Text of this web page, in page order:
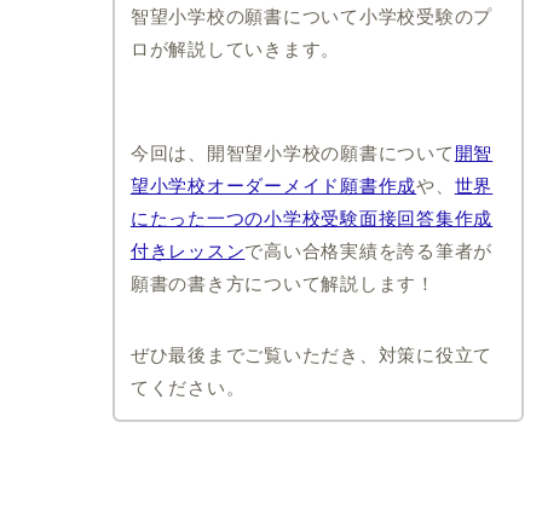
智望小学校の願書について小学校受験のプ
ロが解説していきます。
今回は、開智望小学校の願書について 開智
望小学校オーダーメイド願書作成や、 世界
にたった一つの小学校受験面接回答集作成
付きレッスンで高い合格実績を誇る筆者が
願書の書き方について解説します！
ぜひ最後までご覧いただき、対策に役立て
てください。
小林聖心女子学院小学校
ウカル子教材 奈良県
奈良学園小学校
奈良女子大学附属小学校
奈良教育大学附属小学校
奈良育英グローバル小学
校
智辯学園奈良カレッジ小
近畿大学附属小学校